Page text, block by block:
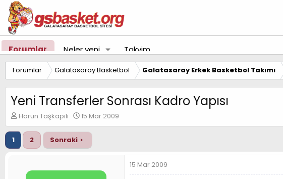
Forumlar Neler yeni Takvim
Forumlar Galatasaray Basketbol Galatasaray Erkek Basketbol Takımı
Yeni Transferler Sonrası Kadro Yapısı
K
o
n
u
y
Harun Taşkapılı
B
a
ş
l
a
g
15 Mar 2009
1 2 Sonraki
15 Mar 2009